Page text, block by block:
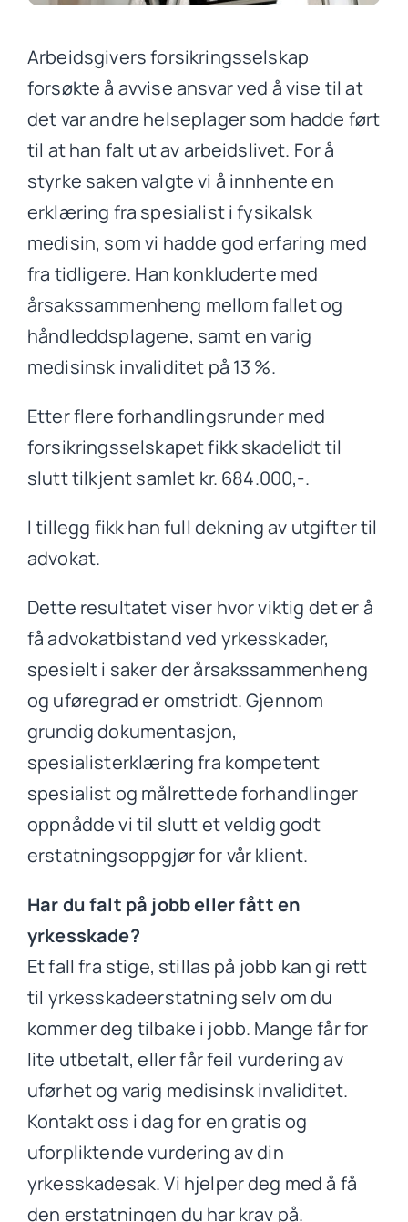
Arbeidsgivers forsikringsselskap
forsøkte å avvise ansvar ved å vise til at
det var andre helseplager som hadde ført
til at han falt ut av arbeidslivet. For å
styrke saken valgte vi å innhente en
erklæring fra spesialist i fysikalsk
medisin, som vi hadde god erfaring med
fra tidligere. Han konkluderte med
årsakssammenheng mellom fallet og
håndleddsplagene, samt en varig
medisinsk invaliditet på 13 %.
Etter flere forhandlingsrunder med
forsikringsselskapet fikk skadelidt til
slutt tilkjent samlet kr. 684.000,-.
I tillegg fikk han full dekning av utgifter til
advokat.
Dette resultatet viser hvor viktig det er å
få advokatbistand ved yrkesskader,
spesielt i saker der årsakssammenheng
og uføregrad er omstridt. Gjennom
grundig dokumentasjon,
spesialisterklæring fra kompetent
spesialist og målrettede forhandlinger
oppnådde vi til slutt et veldig godt
erstatningsoppgjør for vår klient.
Har du falt på jobb eller fått en
yrkesskade?
Et fall fra stige, stillas på jobb kan gi rett
til yrkesskadeerstatning selv om du
kommer deg tilbake i jobb. Mange får for
lite utbetalt, eller får feil vurdering av
uførhet og varig medisinsk invaliditet.
Kontakt oss i dag for en gratis og
uforpliktende vurdering av din
yrkesskadesak. Vi hjelper deg med å få
den erstatningen du har krav på.